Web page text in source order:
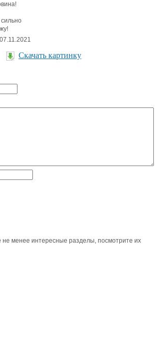
Скачать картинку
не менее интересные разделы, посмотрите их